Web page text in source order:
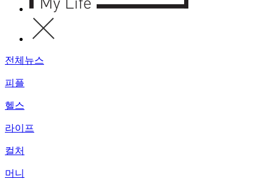
전체뉴스
피플
헬스
라이프
컬처
머니